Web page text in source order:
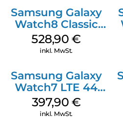
Samsung Galaxy
Watch8 Classic
Black
528,90€
inkl. MwSt.
Samsung Galaxy
Watch7 LTE 44
mm Green
397,90 €
inkl. MwSt.